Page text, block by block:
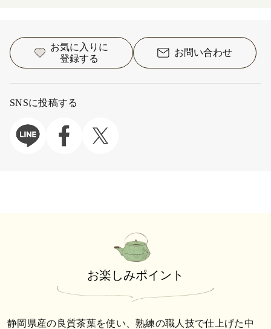
お気に入りに
登録する
お問い合わせ
SNSに投稿する
お楽しみポイント
静岡県産の良質茶葉を使い、熟練の職人技で仕上げた中